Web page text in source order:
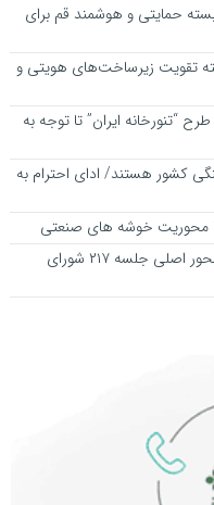
حمایتی و هوشمند قم برای
تقویت زیرساخت‌های هویتی و
“تنورخانه ایران” تا توجه به
کشور هستند/ ادای احترام به
با محوریت خوشه های صنعتی
باغ‌موزه، سرویس مدارس و تنورخانه؛ سه محور اصلی جلسه ۲۱۷ شورای